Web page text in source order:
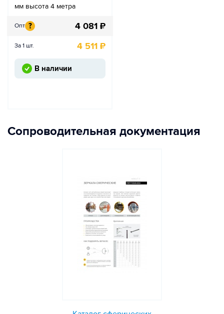
мм высота 4 метра
Опт ? 4 081 ₽
За 1 шт. 4 511 ₽
В наличии
Сопроводительная документация